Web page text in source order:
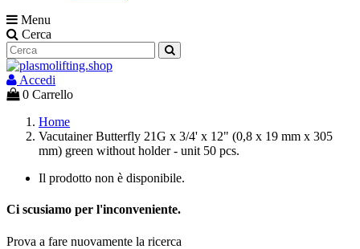
Menu
Cerca
Accedi
0 Carrello
Home
Vacutainer Butterfly 21G х 3/4' x 12" (0,8 x 19 mm x 305
mm) green without holder - unit 50 pcs.
Il prodotto non è disponibile.
Ci scusiamo per l'inconveniente.
Prova a fare nuovamente la ricerca